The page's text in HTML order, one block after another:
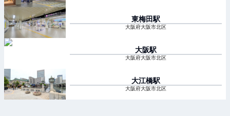
東梅田駅
大阪府大阪市北区
大阪駅
大阪府大阪市北区
大江橋駅
大阪府大阪市北区